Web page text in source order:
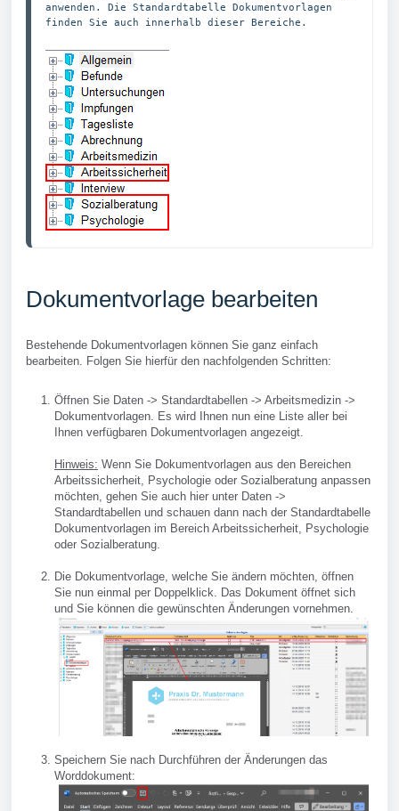
anwenden. Die Standardtabelle Dokumentvorlagen
finden Sie auch innerhalb dieser Bereiche.
Dokumentvorlage bearbeiten
Bestehende Dokumentvorlagen können Sie ganz einfach
bearbeiten. Folgen Sie hierfür den nachfolgenden Schritten:
Öffnen Sie Daten -> Standardtabellen -> Arbeitsmedizin ->
Dokumentvorlagen. Es wird Ihnen nun eine Liste aller bei
Ihnen verfügbaren Dokumentvorlagen angezeigt.
Hinweis: Wenn Sie Dokumentvorlagen aus den Bereichen
Arbeitssicherheit, Psychologie oder Sozialberatung anpassen
möchten, gehen Sie auch hier unter Daten ->
Standardtabellen und schauen dann nach der Standardtabelle
Dokumentvorlagen im Bereich Arbeitssicherheit, Psychologie
oder Sozialberatung.
Die Dokumentvorlage, welche Sie ändern möchten, öffnen
Sie nun einmal per Doppelklick. Das Dokument öffnet sich
und Sie können die gewünschten Änderungen vornehmen.
Speichern Sie nach Durchführen der Änderungen das
Worddokument: